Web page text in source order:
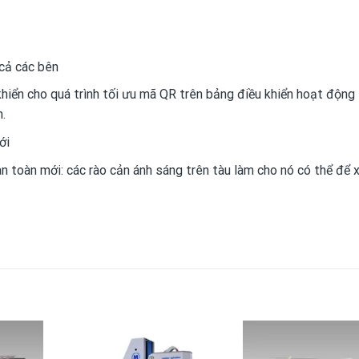
các bên
cho quá trình tối ưu mã QR trên bảng điều khiển hoạt
mới: các rào cản ánh sáng trên tàu làm cho nó có thể để